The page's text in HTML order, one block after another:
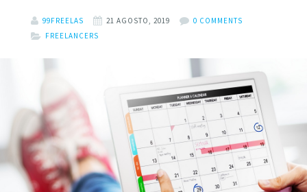
99FREELAS 21 AGOSTO, 2019
0 COMMENTS
FREELANCERS